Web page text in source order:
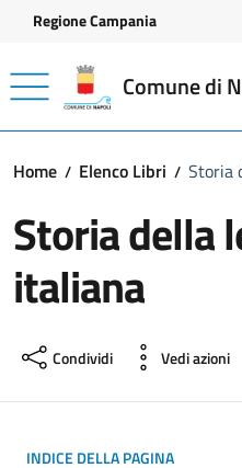
Vai ai contenuti
Vai al footer
Regione Campania
Comune di
Home Elenco Libri Storia
Storia della
italiana
Condividi Vedi azioni
INDICE DELLA PAGINA